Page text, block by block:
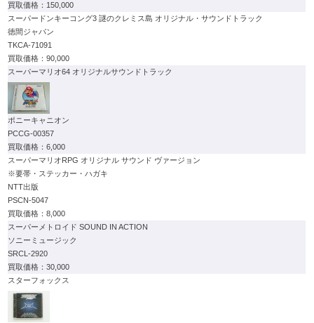
150,000
スーパードンキーコング3 謎のクレミス島 オリジナル・サウンドトラック
徳間ジャパン
TKCA-71091
90,000
スーパーマリオ64 オリジナルサウンドトラック
ポニーキャニオン
PCCG-00357
6,000
スーパーマリオRPG オリジナル サウンド ヴァージョン
※要帯・ステッカー・ハガキ
NTT出版
PSCN-5047
8,000
スーパーメトロイド SOUND IN ACTION
ソニーミュージック
SRCL-2920
30,000
スターフォックス